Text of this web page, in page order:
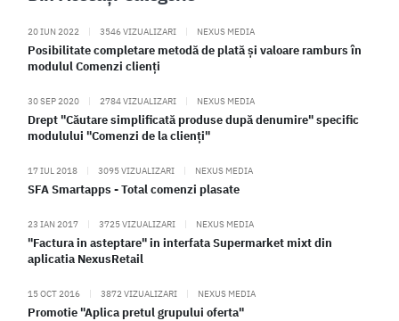
20 IUN 2022 | 3546 VIZUALIZARI | NEXUS MEDIA
Posibilitate completare metodă de plată și valoare ramburs în
modulul Comenzi clienți
30 SEP 2020 | 2784 VIZUALIZARI | NEXUS MEDIA
Drept "Căutare simplificată produse după denumire" specific
modulului "Comenzi de la clienți"
17 IUL 2018 | 3095 VIZUALIZARI | NEXUS MEDIA
SFA Smartapps - Total comenzi plasate
23 IAN 2017 | 3725 VIZUALIZARI | NEXUS MEDIA
"Factura in asteptare" in interfata Supermarket mixt din
aplicatia NexusRetail
15 OCT 2016 | 3872 VIZUALIZARI | NEXUS MEDIA
Promotie "Aplica pretul grupului oferta"